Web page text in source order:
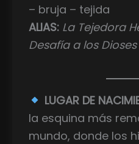
– bruja – tejida
ALIAS: La Tejedora
Desafía a los Dioses
LUGAR DE
la esquina más
mundo, donde los